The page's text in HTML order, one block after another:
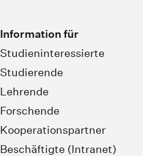
Information für
Studieninteressierte
Studierende
Lehrende
Forschende
Kooperationspartner
Beschäftigte (Intranet)